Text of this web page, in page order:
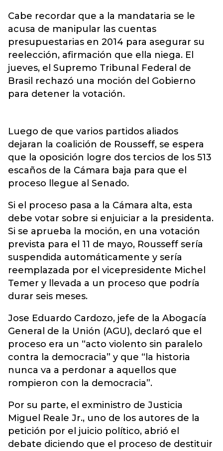
Cabe recordar que a la mandataria se le
acusa de manipular las cuentas
presupuestarias en 2014 para asegurar su
reelección, afirmación que ella niega. El
jueves, el Supremo Tribunal Federal de
Brasil rechazó una moción del Gobierno
para detener la votación.
Luego de que varios partidos aliados
dejaran la coalición de Rousseff, se espera
que la oposición logre dos tercios de los 513
escaños de la Cámara baja para que el
proceso llegue al Senado.
Si el proceso pasa a la Cámara alta, esta
debe votar sobre si enjuiciar a la presidenta.
Si se aprueba la moción, en una votación
prevista para el 11 de mayo, Rousseff sería
suspendida automáticamente y sería
reemplazada por el vicepresidente Michel
Temer y llevada a un proceso que podría
durar seis meses.
Jose Eduardo Cardozo, jefe de la Abogacía
General de la Unión (AGU), declaró que el
proceso era un “acto violento sin paralelo
contra la democracia” y que “la historia
nunca va a perdonar a aquellos que
rompieron con la democracia”.
Por su parte, el exministro de Justicia
Miguel Reale Jr., uno de los autores de la
petición por el juicio político, abrió el
debate diciendo que el proceso de destituir